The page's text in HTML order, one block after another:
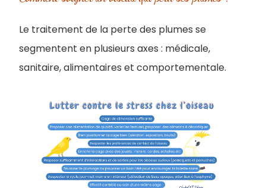
Le traitement de la perte des plumes se
segmentent en plusieurs axes : médicale,
sanitaire, alimentaires et comportementale.